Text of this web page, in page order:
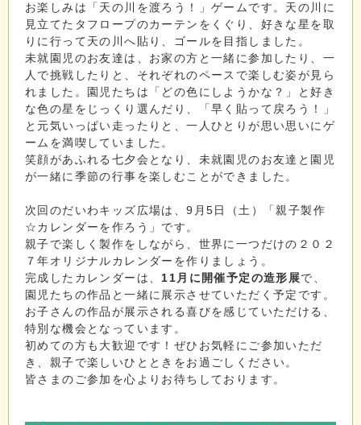
お楽しみは「天の川を渡ろう！」ゲームです。天の川に
見立てたタフロープのカーテンをくぐり、好きな星を取
りに行って天の川へ貼り、ゴールを目指しました。
未就園児のお友達は、お家の方と一緒に参加したり、一
人で挑戦したりと、それぞれのペースで楽しむ姿が見ら
れました。園児たちは「どの色にしようかな？」と好き
な色の星をじっくり選んだり、「早く貼って戻ろう！」
と元気いっぱい走ったりと、一人ひとりが思い思いにゲ
ームを満喫していました。
笑顔があふれる七夕会となり、未就園児のお友達と園児
が一緒に季節の行事を楽しむことができました。
次回のだいわキッズ広場は、9月5日（土）「親子製作
☆カレンダーを作ろう」です。
親子で楽しく製作をしながら、世界に一つだけの２０２
７年オリジナルカレンダーを作りましょう。
完成したカレンダーは、 11月に開催予定の造形展で、
園児たちの作品と一緒に展示させていただく予定です。
お子さんの作品が展示される喜びを感じていただける、
特別な機会となっています。
初めての方も大歓迎です！ぜひお気軽にご参加いただ
き、親子で楽しいひとときをお過ごしください。
皆さまのご参加を心よりお待ちしております。